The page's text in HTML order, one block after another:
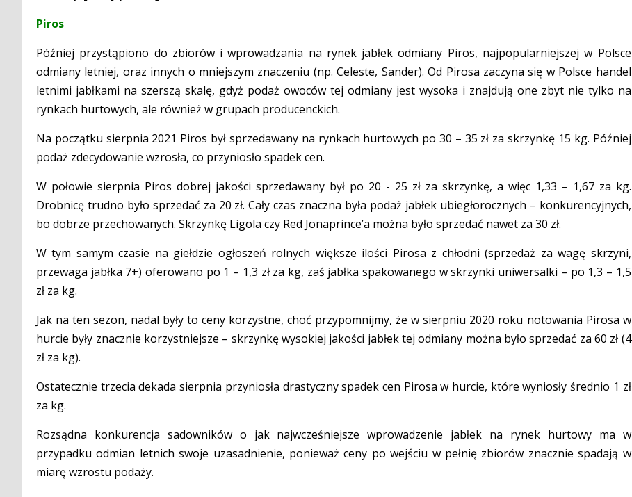
Piros
Później przystąpiono do zbiorów i wprowadzania na rynek jabłek odmiany Piros, najpopularniejszej w Polsce
odmiany letniej, oraz innych o mniejszym znaczeniu (np. Celeste, Sander). Od Pirosa zaczyna się w Polsce handel
letnimi jabłkami na szerszą skalę, gdyż podaż owoców tej odmiany jest wysoka i znajdują one zbyt nie tylko na
rynkach hurtowych, ale również w grupach producenckich.
Na początku sierpnia 2021 Piros był sprzedawany na rynkach hurtowych po 30 – 35 zł za skrzynkę 15 kg. Później
podaż zdecydowanie wzrosła, co przyniosło spadek cen.
W połowie sierpnia Piros dobrej jakości sprzedawany był po 20 - 25 zł za skrzynkę, a więc 1,33 – 1,67 za kg.
Drobnicę trudno było sprzedać za 20 zł. Cały czas znaczna była podaż jabłek ubiegłorocznych – konkurencyjnych,
bo dobrze przechowanych. Skrzynkę Ligola czy Red Jonaprince’a można było sprzedać nawet za 30 zł.
W tym samym czasie na giełdzie ogłoszeń rolnych większe ilości Pirosa z chłodni (sprzedaż za wagę skrzyni,
przewaga jabłka 7+) oferowano po 1 – 1,3 zł za kg, zaś jabłka spakowanego w skrzynki uniwersalki – po 1,3 – 1,5
zł za kg.
Jak na ten sezon, nadal były to ceny korzystne, choć przypomnijmy, że w sierpniu 2020 roku notowania Pirosa w
hurcie były znacznie korzystniejsze – skrzynkę wysokiej jakości jabłek tej odmiany można było sprzedać za 60 zł (4
zł za kg).
Ostatecznie trzecia dekada sierpnia przyniosła drastyczny spadek cen Pirosa w hurcie, które wyniosły średnio 1 zł
za kg.
Rozsądna konkurencja sadowników o jak najwcześniejsze wprowadzenie jabłek na rynek hurtowy ma w
przypadku odmian letnich swoje uzasadnienie, ponieważ ceny po wejściu w pełnię zbiorów znacznie spadają w
miarę wzrostu podaży.